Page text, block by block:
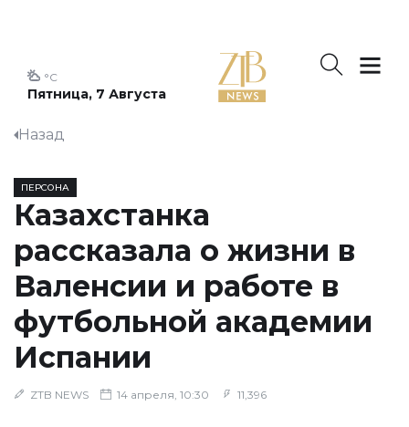
Пятница, 7 Августа
°C
Назад
ПЕРСОНА
Казахстанка
рассказала о жизни в
Валенсии и работе в
футбольной академии
Испании
ZTB NEWS 14 апреля, 10:30 11,396